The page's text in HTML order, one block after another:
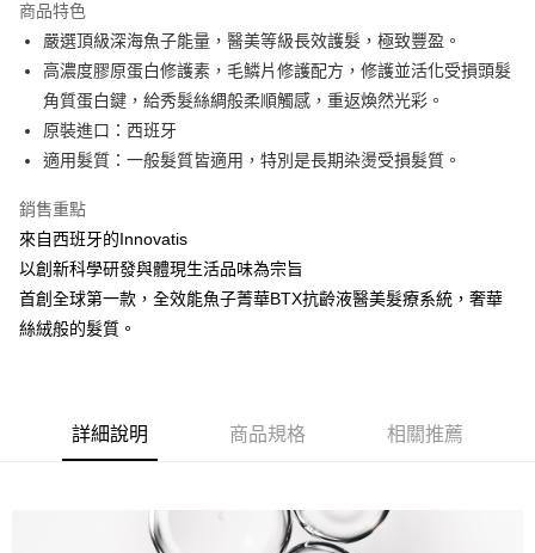
合作金庫商業銀行
華南商業銀行
彰化商業銀行
上海商業儲蓄銀行
台北富邦商業銀行
國泰世華商業銀行
兆豐國際商業銀行
臺灣中小企業銀行
匯豐（台灣）商業銀行
華泰商業銀行
聯邦商業銀行
遠東國際商業銀行
元大商業銀行
台新國際商業銀行
台灣樂天信用卡公司
6 期 0 利率 每期
華南商業銀行
彰化商業銀行
上海商業儲蓄銀行
台北富邦商業銀行
國泰世華商業銀行
臺灣中小企業銀行
台中商業銀行
聯邦商業銀行
元大商業銀行
玉山商業銀行
星展（台灣）商業銀行
台灣樂天信用卡公司
超商取貨付款
LINE Pay
Apple Pay
街口支付
悠遊付
全盈+PAY
運送方式
商品特色
嚴選頂級深海魚子能量，醫美等級長效護髮，極致豐盈。
高濃度膠原蛋白修護素，毛鱗片修護配方，修護並活化受損頭髮
角質蛋白鍵，給秀髮絲綢般柔順觸感，重返煥然光彩。
原裝進口：西班牙
適⽤髮質：⼀般髮質皆適⽤，特別是長期染燙受損髮質。
銷售重點
來自西班牙的Innovatis
以創新科學研發與體現生活品味為宗旨
首創全球第一款，全效能魚子菁華BTX抗齡液醫美髮療系統，奢華
絲絨般的髮質。
詳細說明 商品規格 相關推薦